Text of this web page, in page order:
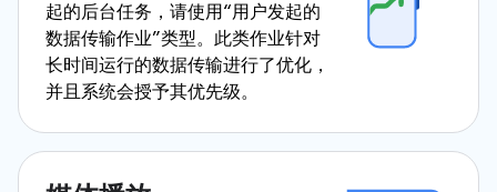
起的后台任务，请使用“用户发起的
数据传输作业”类型。此类作业针对
长时间运行的数据传输进行了优化，
并且系统会授予其优先级。